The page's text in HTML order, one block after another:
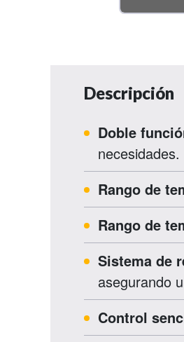
Descripción
Doble
necesidades.
Rango de
Rango de
Sistema de
asegurando
Control